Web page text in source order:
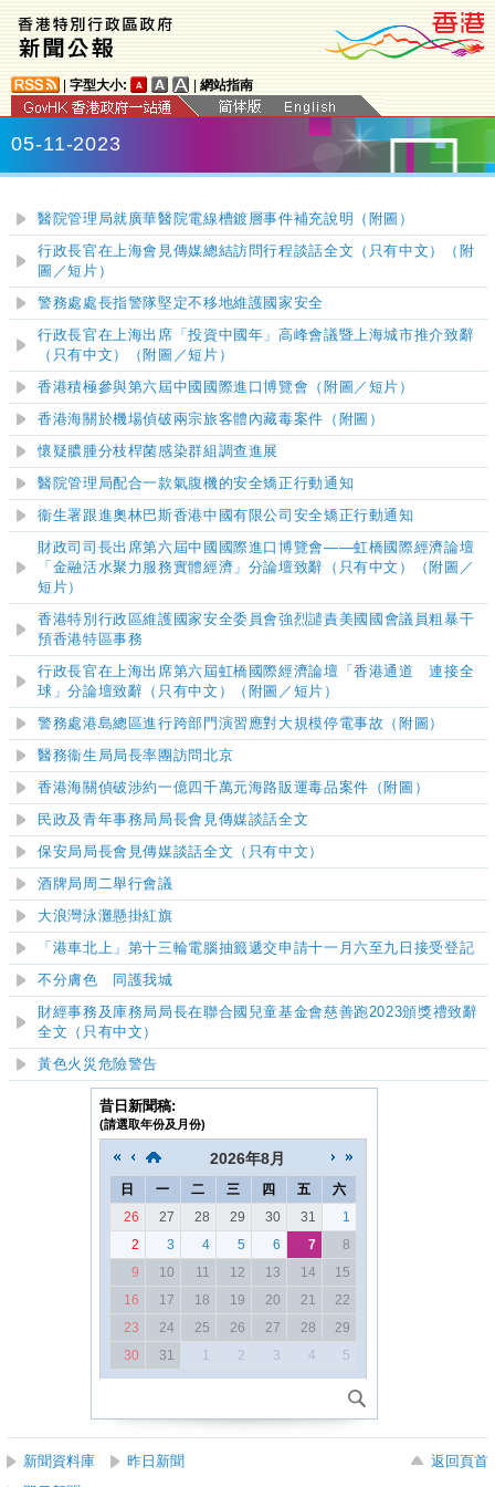
字型大小: 網站指南
05-11-2023
醫院管理局就廣華醫院電線槽鍍層事件補充說明（附圖）
行政長官在上海會見傳媒總結訪問行程談話全文（只有中文）（附
圖／短片）
警務處處長指警隊堅定不移地維護國家安全
​行政長官在上海出席「投資中國年」高峰會議暨上海城市推介致辭
（只有中文）（附圖／短片）
香港積極參與第六屆中國國際進口博覽會（附圖／短片）
香港海關於機場偵破兩宗旅客體內藏毒案件（附圖）
懷疑膿腫分枝桿菌感染群組調查進展
醫院管理局配合一款氣腹機的安全矯正行動通知
衞生署跟進奧林巴斯香港中國有限公司安全矯正行動通知
​財政司司長出席第六屆中國國際進口博覽會——虹橋國際經濟論壇
「金融活水聚力服務實體經濟」分論壇致辭（只有中文）
（附圖／
短片）
香港特別行政區維護國家安全委員會強烈譴責美國國會議員粗暴干
預香港特區事務
​行政長官在上海出席第六屆虹橋國際經濟論壇「香港通道 連接全
球」分論壇致辭（只有中文）
（附圖／短片）
警務處港島總區進行跨部門演習應對大規模停電事故（附圖）
醫務衞生局局長率團訪問北京
香港海關偵破涉約一億四千萬元海路販運毒品案件（附圖）
民政及青年事務局局長會見傳媒談話全文
保安局局長會見傳媒談話全文（只有中文）
酒牌局周二舉行會議
大浪灣泳灘懸掛紅旗
「港車北上」第十三輪電腦抽籤遞交申請十一月六至九日接受登記
不分膚色 同護我城
財經事務及庫務局局長在聯合國兒童基金會慈善跑2023頒獎禮致辭
全文（只有中文）
黃色火災危險警告
昔日新聞稿:
(請選取年份及月份)
2026年8月
日 一 二 三 四 五
六
26
27 28 29 30 31
1
2
3 4 5 6 7
8
9
10 11 12 13 14
15
16
17 18 19 20 21
22
23
24 25 26 27 28
29
30
31 1 2 3 4 5
新聞資料庫 昨日新聞
返回頁首